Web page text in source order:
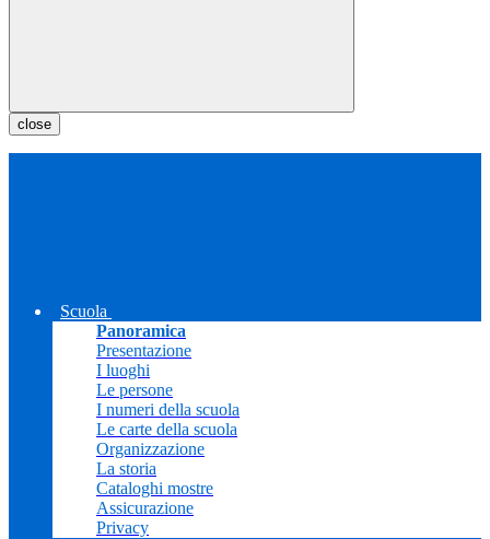
close
Scuola
Panoramica
Presentazione
I luoghi
Le persone
I numeri della scuola
Le carte della scuola
Organizzazione
La storia
Cataloghi mostre
Assicurazione
Privacy